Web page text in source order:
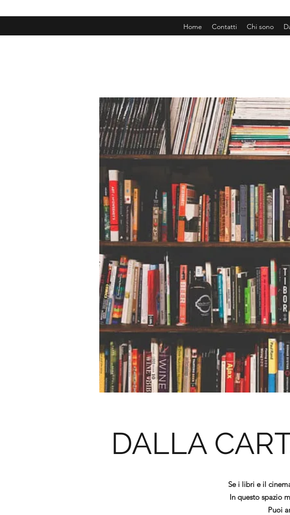
Chi sono
Contatti
Home
DALLA
Se i libri e il
In questo spazio
Puoi